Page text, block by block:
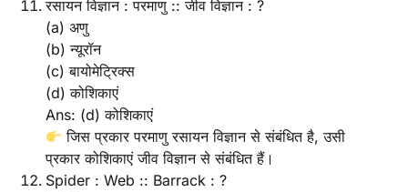
रसायन विज्ञान : परमाणु :: जीव विज्ञान : ?
(a) अणु
(b) न्यूरॉन
(c) बायोमेट्रिक्स
(d) कोशिकाएं
Ans: (d) कोशिकाएं
जिस प्रकार परमाणु रसायन विज्ञान से संबंधित है, उसी
प्रकार कोशिकाएं जीव विज्ञान से संबंधित हैं।
Spider : Web :: Barrack : ?